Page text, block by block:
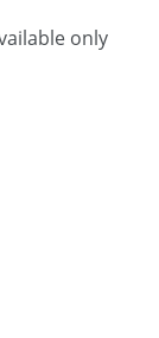
only